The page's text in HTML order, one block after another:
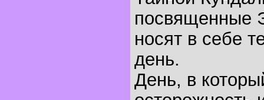
посвященные
носят в себе
день.
День, в